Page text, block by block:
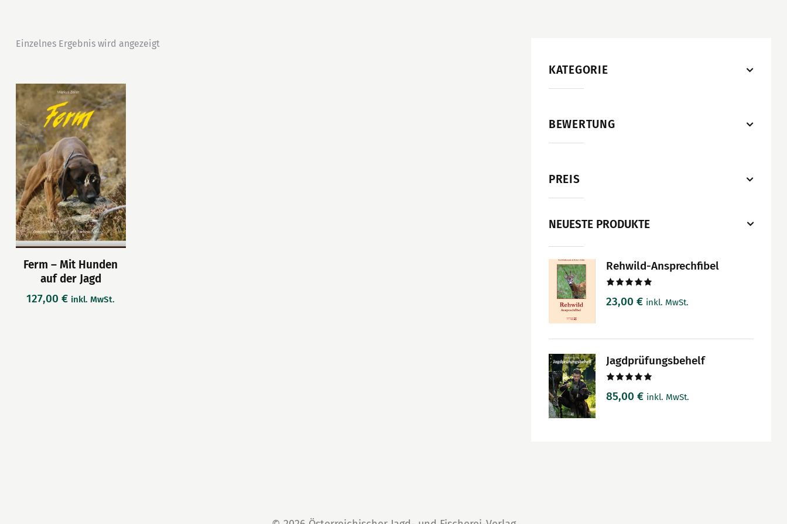
Einzelnes Ergebnis wird angezeigt
Ferm – Mit Hunden
auf der Jagd
127,00€ inkl. MwSt.
KATEGORIE
BEWERTUNG
PREIS
NEUESTE PRODUKTE
Rehwild-Ansprechfibel
mit5.00
23,00 € inkl. MwSt.
Jagdprüfungsbehelf
mit5.00
85,00 € inkl. MwSt.